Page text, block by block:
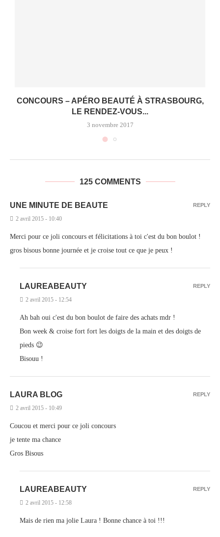
CONCOURS – APÉRO BEAUTÉ À STRASBOURG,
LE RENDEZ-VOUS...
3 novembre 2017
125 COMMENTS
UNE MINUTE DE BEAUTE
2 avril 2015 - 10:40
Merci pour ce joli concours et félicitations à toi c'est du bon boulot !
gros bisous bonne journée et je croise tout ce que je peux !
REPLY
LAUREABEAUTY
2 avril 2015 - 12:54
Ah bah oui c'est du bon boulot de faire des achats mdr !
Bon week & croise fort fort les doigts de la main et des doigts de
pieds 😉
Bisouu !
REPLY
LAURA BLOG
2 avril 2015 - 10:49
Coucou et merci pour ce joli concours
je tente ma chance
Gros Bisous
REPLY
LAUREABEAUTY
2 avril 2015 - 12:58
Mais de rien ma jolie Laura ! Bonne chance à toi !!!
REPLY